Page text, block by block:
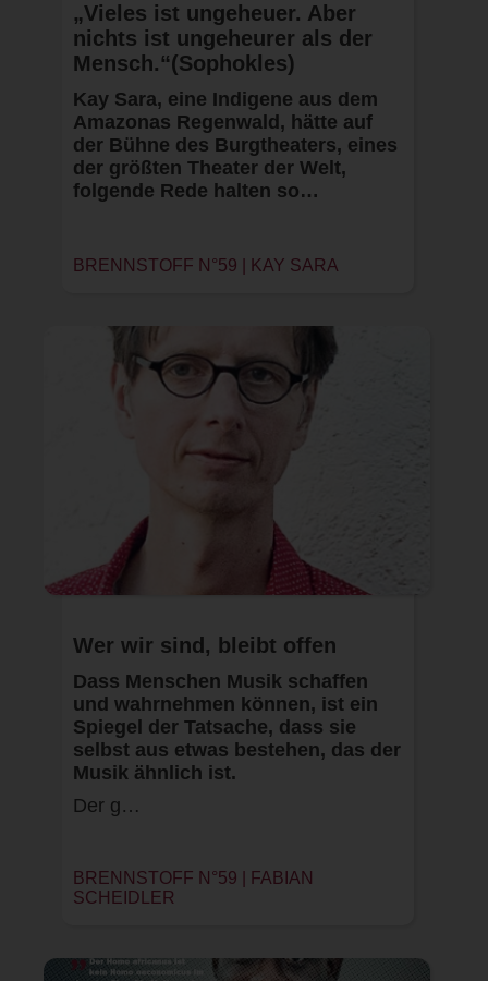
„Vieles ist ungeheuer. Aber
nichts ist ungeheurer als der
Mensch.“(Sophokles)
Kay Sara, eine Indigene aus dem
Amazonas Regenwald, hätte auf
der Bühne des Burgtheaters, eines
der größten Theater der Welt,
folgende Rede halten so…
BRENNSTOFF N°59 | KAY SARA
Wer wir sind, bleibt offen
Dass Menschen Musik schaffen
und wahrnehmen können, ist ein
Spiegel der Tatsache, dass sie
selbst aus etwas bestehen, das der
Musik ähnlich ist.
Der g…
BRENNSTOFF N°59 | FABIAN
SCHEIDLER